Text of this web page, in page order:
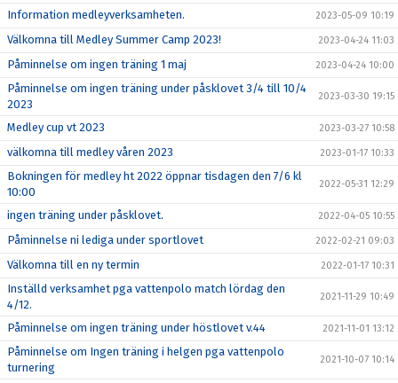
Information medleyverksamheten. 2023-05-09 10:19
Välkomna till Medley Summer Camp 2023! 2023-04-24 11:03
Påminnelse om ingen träning 1 maj 2023-04-24 10:00
Påminnelse om ingen träning under påsklovet 3/4 till 10/4
2023
2023-03-30 19:15
Medley cup vt 2023 2023-03-27 10:58
välkomna till medley våren 2023 2023-01-17 10:33
Bokningen för medley ht 2022 öppnar tisdagen den 7/6 kl
10:00
2022-05-31 12:29
ingen träning under påsklovet. 2022-04-05 10:55
Påminnelse ni lediga under sportlovet 2022-02-21 09:03
Välkomna till en ny termin 2022-01-17 10:31
Inställd verksamhet pga vattenpolo match lördag den
4/12.
2021-11-29 10:49
Påminnelse om ingen träning under höstlovet v.44 2021-11-01 13:12
Påminnelse om Ingen träning i helgen pga vattenpolo
turnering
2021-10-07 10:14